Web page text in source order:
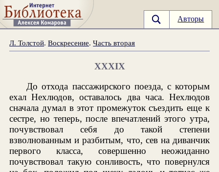
Авторы
Л. Толстой.Воскресение.Часть вторая
XXXIX
До отхода пассажирского поезда, с которым
ехал Нехлюдов, оставалось два часа. Нехлюдов
сначала думал в этот промежуток съездить еще к
сестре, но теперь, после впечатлений этого утра,
почувствовал себя до такой степени
взволнованным и разбитым, что, сев на диванчик
первого класса, совершенно неожиданно
почувствовал такую сонливость, что повернулся